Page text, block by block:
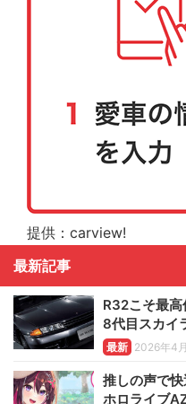
提供：carview!
最新記事
R32こそ最高
8代目スカイ
最新 2026年4
推しの声で
ホロライブ